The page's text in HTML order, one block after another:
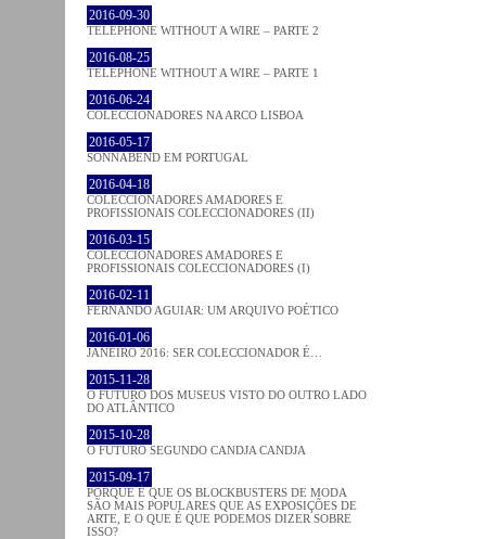
2016-09-30
TELEPHONE WITHOUT A WIRE – PARTE 2
2016-08-25
TELEPHONE WITHOUT A WIRE – PARTE 1
2016-06-24
COLECCIONADORES NA ARCO LISBOA
2016-05-17
SONNABEND EM PORTUGAL
2016-04-18
COLECCIONADORES AMADORES E
PROFISSIONAIS COLECCIONADORES (II)
2016-03-15
COLECCIONADORES AMADORES E
PROFISSIONAIS COLECCIONADORES (I)
2016-02-11
FERNANDO AGUIAR: UM ARQUIVO POÉTICO
2016-01-06
JANEIRO 2016: SER COLECCIONADOR É…
2015-11-28
O FUTURO DOS MUSEUS VISTO DO OUTRO LADO
DO ATLÂNTICO
2015-10-28
O FUTURO SEGUNDO CANDJA CANDJA
2015-09-17
PORQUE É QUE OS BLOCKBUSTERS DE MODA
SÃO MAIS POPULARES QUE AS EXPOSIÇÕES DE
ARTE, E O QUE É QUE PODEMOS DIZER SOBRE
ISSO?